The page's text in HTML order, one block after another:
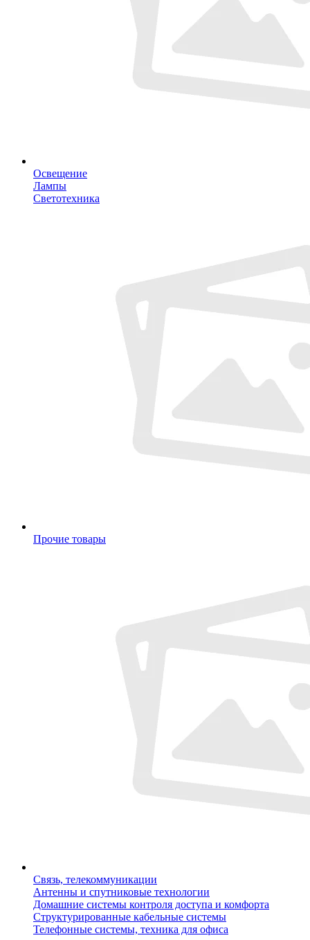
Освещение
Лампы
Светотехника
Прочие товары
Связь, телекоммуникации
Антенны и спутниковые технологии
Домашние системы контроля доступа и комфорта
Структурированные кабельные системы
Телефонные системы, техника для офиса